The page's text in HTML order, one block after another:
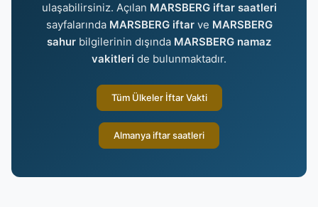
ulaşabilirsiniz. Açılan MARSBERG iftar saatleri
sayfalarında MARSBERG iftarve MARSBERG
sahur bilgilerinin dışında MARSBERG namaz
vakitleri de bulunmaktadır.
Tüm Ülkeler İftar Vakti
Almanya iftar saatleri